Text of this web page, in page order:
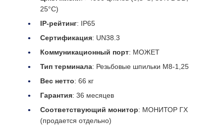
25°C)
IP-рейтинг: IP65
Сертификация: UN38.3
Коммуникационный порт: МОЖЕТ
Тип терминала: Резьбовые шпильки M8-1,25
Вес нетто: 66 кг
Гарантия: 36 месяцев
Соответствующий монитор: МОНИТОР ГХ
(продается отдельно)